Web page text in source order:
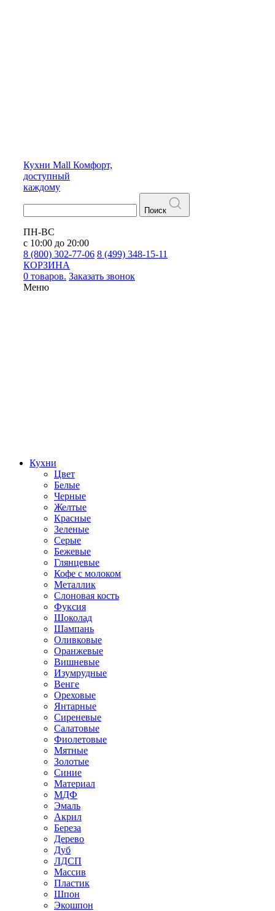
Кухни Mall Комфорт,
доступный
каждому
Поиск
ПН-ВС
с 10:00 до 20:00
8 (800) 302-77-06 8 (499) 348-15-11
КОРЗИНА
0 товаров. Заказать звонок
Меню
Кухни
Цвет
Белые
Черные
Желтые
Красные
Зеленые
Серые
Бежевые
Глянцевые
Кофе с молоком
Металлик
Слоновая кость
Фуксия
Шоколад
Шампань
Оливковые
Оранжевые
Вишневые
Изумрудные
Венге
Ореховые
Янтарные
Сиреневые
Салатовые
Фиолетовые
Мятные
Золотые
Синие
Материал
МДФ
Эмаль
Акрил
Береза
Дерево
Дуб
ЛДСП
Массив
Пластик
Шпон
Экошпон